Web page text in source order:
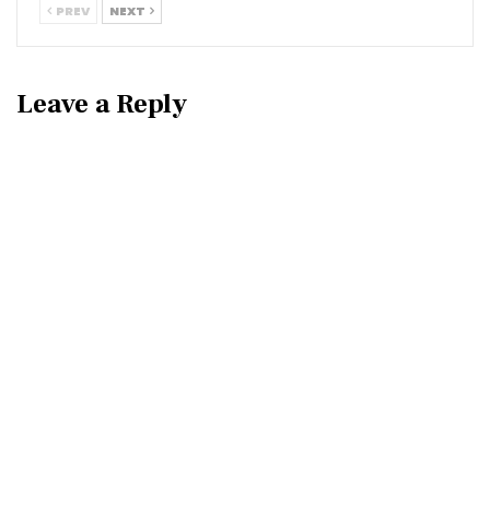
PREV NEXT
Leave a Reply